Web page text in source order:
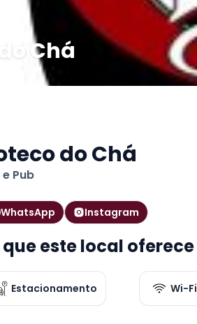
Chá
do Chá
Pub
WhatsApp Instagram
que este local oferece
Estacionamento Wi-Fi